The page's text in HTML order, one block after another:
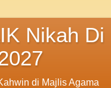
Nikah Di
di Majlis Agama